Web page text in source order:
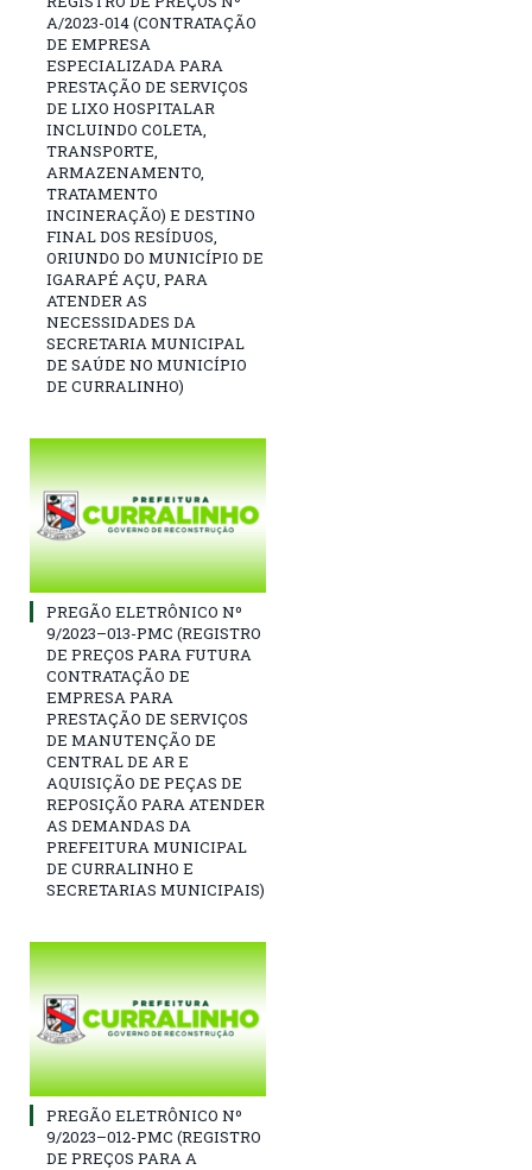
A/2023-014 (CONTRATAÇÃO
DE EMPRESA
ESPECIALIZADA PARA
PRESTAÇÃO DE SERVIÇOS
DE LIXO HOSPITALAR
INCLUINDO COLETA,
TRANSPORTE,
ARMAZENAMENTO,
TRATAMENTO
INCINERAÇÃO) E DESTINO
FINAL DOS RESÍDUOS,
ORIUNDO DO MUNICÍPIO DE
IGARAPÉ AÇU, PARA
ATENDER AS
NECESSIDADES DA
SECRETARIA MUNICIPAL
DE SAÚDE NO MUNICÍPIO
DE CURRALINHO)
PREGÃO ELETRÔNICO Nº
9/2023–013-PMC (REGISTRO
DE PREÇOS PARA FUTURA
CONTRATAÇÃO DE
EMPRESA PARA
PRESTAÇÃO DE SERVIÇOS
DE MANUTENÇÃO DE
CENTRAL DE AR E
AQUISIÇÃO DE PEÇAS DE
REPOSIÇÃO PARA ATENDER
AS DEMANDAS DA
PREFEITURA MUNICIPAL
DE CURRALINHO E
SECRETARIAS MUNICIPAIS)
PREGÃO ELETRÔNICO Nº
9/2023–012-PMC (REGISTRO
DE PREÇOS PARA A